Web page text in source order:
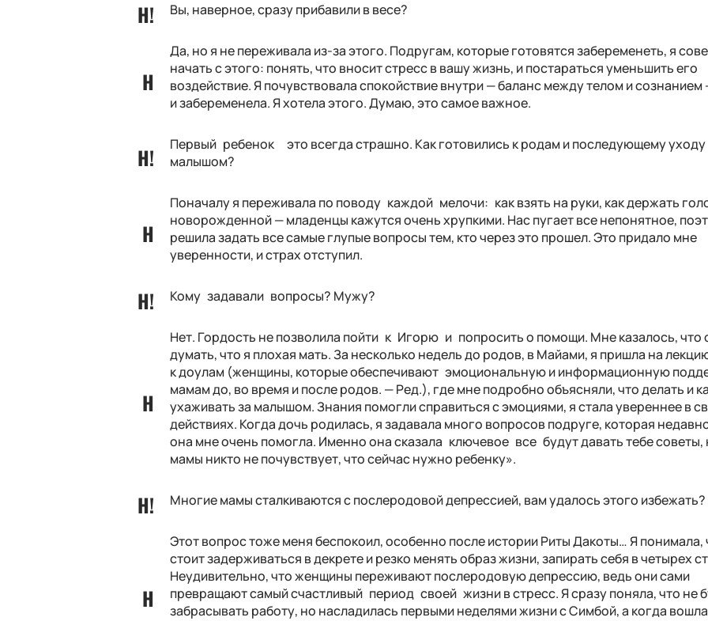
Вы, наверное, сразу прибавили в весе?
Да, но я не переживала из-за этого. Подругам, которые готовятся забеременеть, я
начать с этого: понять, что вносит стресс в вашу жизнь, и постараться уменьшить его
воздействие. Я почувствовала спокойствие внутри — баланс между телом и сознанием
и забеременела. Я хотела этого. Думаю, это самое важное.
Первый ребенок это всегда страшно. Как готовились к родам и последующему уходу
малышом?
Поначалу я переживала по поводу каждой мелочи: как взять на руки, как держать
новорожденной — младенцы кажутся очень хрупкими. Нас пугает все непонятное,
решила задать все самые глупые вопросы тем, кто через это прошел. Это придало мне
уверенности, и страх отступил.
Кому задавали вопросы? Мужу?
Нет. Гордость не позволила пойти к Игорю и попросить о помощи. Мне казалось, что
думать, что я плохая мать. За несколько недель до родов, в Майами, я пришла на
к доулам (женщины, которые обеспечивают эмоциональную и информационную
мамам до, во время и после родов. — Ред.), где мне подробно объясняли, что делать и
ухаживать за малышом. Знания помогли справиться с эмоциями, я стала увереннее в
действиях. Когда дочь родилась, я задавала много вопросов подруге, которая
она мне очень помогла. Именно она сказала ключевое все будут давать тебе советы,
мамы никто не почувствует, что сейчас нужно ребенку».
Многие мамы сталкиваются с послеродовой депрессией, вам удалось этого избежать?
Этот вопрос тоже меня беспокоил, особенно после истории Риты Дакоты… Я понимала,
стоит задерживаться в декрете и резко менять образ жизни, запирать себя в четырех
Неудивительно, что женщины переживают послеродовую депрессию, ведь они сами
превращают самый счастливый период своей жизни в стресс. Я сразу поняла, что не
забрасывать работу, но насладилась первыми неделями жизни с Симбой, а когда